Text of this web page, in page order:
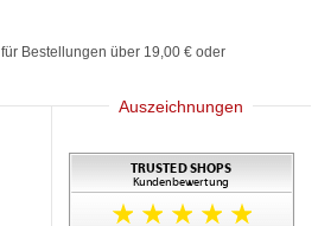
für Bestellungen über 19,00 € oder
Auszeichnungen